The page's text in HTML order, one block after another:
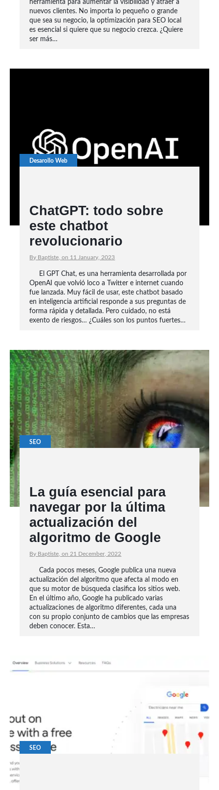
herramienta para aumentar la visibilidad y atraer a
nuevos clientes. No importa lo pequeño o grande
que sea su negocio, la optimización para SEO local
es esencial si quiere que su negocio crezca. ¿Quiere
ser más…
Desarollo Web
ChatGPT: todo sobre
este chatbot
revolucionario
By Baptiste, on 11 January, 2023
El GPT Chat, es una herramienta desarrollada por
OpenAI que volvió loco a Twitter e internet cuando
fue lanzada. Muy fácil de usar, este chatbot basado
en inteligencia artificial responde a sus preguntas de
forma rápida y detallada. Pero cuidado, no está
exento de riesgos… ¿Cuáles son los puntos fuertes…
SEO
La guía esencial para
navegar por la última
actualización del
algoritmo de Google
By Baptiste, on 21 December, 2022
Cada pocos meses, Google publica una nueva
actualización del algoritmo que afecta al modo en
que su motor de búsqueda clasifica los sitios web.
En el último año, Google ha publicado varias
actualizaciones de algoritmo diferentes, cada una
con su propio conjunto de cambios que las empresas
deben conocer. Esta…
SEO